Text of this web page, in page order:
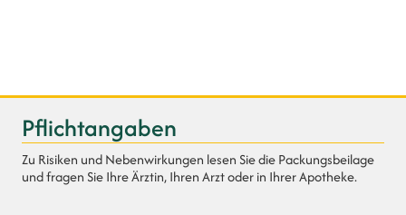
Pflichtangaben
Zu Risiken und Nebenwirkungen lesen Sie die Packungsbeilage
und fragen Sie Ihre Ärztin, Ihren Arzt oder in Ihrer Apotheke.